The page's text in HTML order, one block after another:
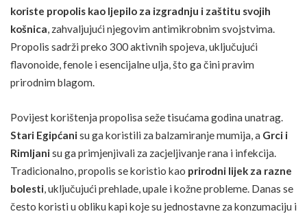
koriste propolis kao ljepilo za izgradnju i zaštitu svojih
košnica, zahvaljujući njegovim antimikrobnim svojstvima.
Propolis sadrži preko 300 aktivnih spojeva, uključujući
flavonoide, fenole i esencijalne ulja, što ga čini pravim
prirodnim blagom.
Povijest korištenja propolisa seže tisućama godina unatrag.
Stari Egipćanisu ga koristili za balzamiranje mumija, a Grci i
Rimljanisu ga primjenjivali za zacjeljivanje rana i infekcija.
Tradicionalno, propolis se koristio kao prirodni lijek za razne
bolesti, uključujući prehlade, upale i kožne probleme. Danas se
često koristi u obliku kapi koje su jednostavne za konzumaciju i